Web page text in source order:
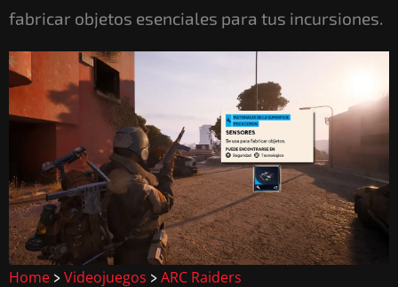
fabricar objetos esenciales para tus incursiones.
Home > Videojuegos > ARC Raiders